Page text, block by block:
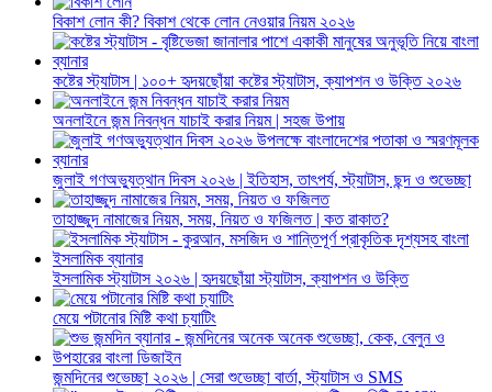
বিকাশ লোন কী? বিকাশ থেকে লোন নেওয়ার নিয়ম ২০২৬
কষ্টের স্ট্যাটাস | ১০০+ হৃদয়ছোঁয়া কষ্টের স্ট্যাটাস, ক্যাপশন ও উক্তি ২০২৬
অনলাইনে জন্ম নিবন্ধন যাচাই করার নিয়ম | সহজ উপায়
জুলাই গণঅভ্যুত্থান দিবস ২০২৬ | ইতিহাস, তাৎপর্য, স্ট্যাটাস, ছন্দ ও শুভেচ্ছা
তাহাজ্জুদ নামাজের নিয়ম, সময়, নিয়ত ও ফজিলত | কত রাকাত?
ইসলামিক স্ট্যাটাস ২০২৬ | হৃদয়ছোঁয়া স্ট্যাটাস, ক্যাপশন ও উক্তি
মেয়ে পটানোর মিষ্টি কথা চ্যাটিং
জন্মদিনের শুভেচ্ছা ২০২৬ | সেরা শুভেচ্ছা বার্তা, স্ট্যাটাস ও SMS